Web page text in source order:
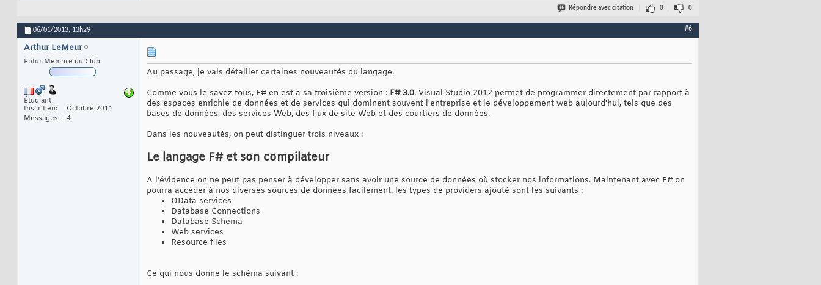
Répondre avec citation 0 0
06/01/2013, 13h29 #6
Arthur LeMeur
Futur Membre du Club
Étudiant
Inscrit en
Octobre 2011
Messages
4
Au passage, je vais détailler certaines nouveautés du langage.
Comme vous le savez tous, F# en est à sa troisième version : F# 3.0. Visual Studio 2012 permet de programmer directement par rapport à
des espaces enrichie de données et de services qui dominent souvent l'entreprise et le développement web aujourd'hui, tels que des
bases de données, des services Web, des flux de site Web et des courtiers de données.
Dans les nouveautés, on peut distinguer trois niveaux :
Le langage F# et son compilateur
A l’évidence on ne peut pas penser à développer sans avoir une source de données où stocker nos informations. Maintenant avec F# on
pourra accéder à nos diverses sources de données facilement. les types de providers ajouté sont les suivants :
OData services
Database Connections
Database Schema
Web services
Resource files
Ce qui nous donne le schéma suivant :